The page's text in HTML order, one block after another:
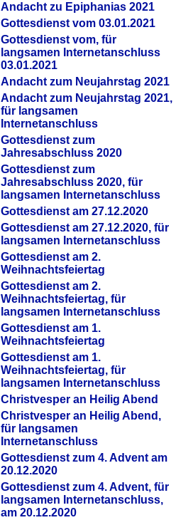
Andacht zu Epiphanias 2021
Gottesdienst vom 03.01.2021
Gottesdienst vom, für
langsamen Internetanschluss
03.01.2021
Andacht zum Neujahrstag 2021
Andacht zum Neujahrstag 2021,
für langsamen
Internetanschluss
Gottesdienst zum
Jahresabschluss 2020
Gottesdienst zum
Jahresabschluss 2020, für
langsamen Internetanschluss
Gottesdienst am 27.12.2020
Gottesdienst am 27.12.2020, für
langsamen Internetanschluss
Gottesdienst am 2.
Weihnachtsfeiertag
Gottesdienst am 2.
Weihnachtsfeiertag, für
langsamen Internetanschluss
Gottesdienst am 1.
Weihnachtsfeiertag
Gottesdienst am 1.
Weihnachtsfeiertag, für
langsamen Internetanschluss
Christvesper an Heilig Abend
Christvesper an Heilig Abend,
für langsamen
Internetanschluss
Gottesdienst zum 4. Advent am
20.12.2020
Gottesdienst zum 4. Advent, für
langsamen Internetanschluss,
am 20.12.2020